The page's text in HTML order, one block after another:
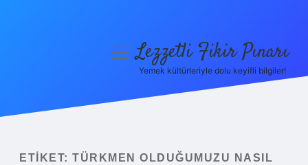
Yasal Uyarı
menüyüLezzetli Fikir Pınarı
Yemek kültürleriyle dolu keyifli bilgiler!
ETIKET: TÜRKMEN OLDUĞUMUZU NASIL